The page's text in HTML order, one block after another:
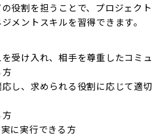
役割を担うことで、プロジェクト
メントスキルを習得できます。
受け入れ、相手を尊重したコミュ
し、求められる役割に応じて適切
方
に実行できる方